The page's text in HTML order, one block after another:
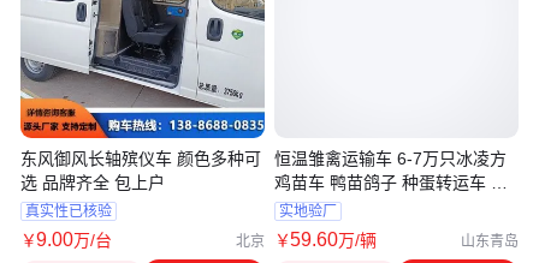
东风御风长轴殡仪车 颜色多种可
选 品牌齐全 包上户
真实性已核验
￥9.00万/台 北京
恒温雏禽运输车 6-7万只冰凌方
鸡苗车 鸭苗鸽子 种蛋转运车 可
办分期
实地验厂
￥59.60万/辆 山东青岛